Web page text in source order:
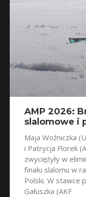
AMP 2026:
slalomowe i
Maja Woźniczka
i Patrycja Florek
zwyciężyły w
finału slalomu w
Polski. W stawce
Gałuszka (AKF